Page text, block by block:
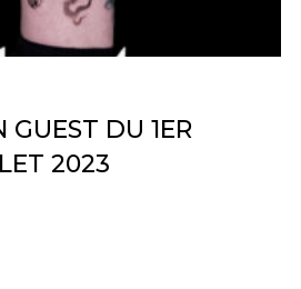
GUEST DU 1ER
2023